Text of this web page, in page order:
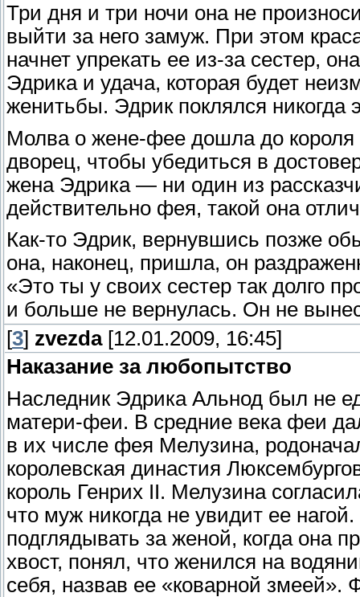
Три дня и три ночи она не
выйти за него замуж. При этом
начнет упрекать ее из-за сестер,
Эдрика и удача, которая будет
женитьбы. Эдрик поклялся никогда
Молва о жене-фее дошла до короля
дворец, чтобы убедиться в
жена Эдрика — ни один из
действительно фея, такой она
Как-то Эдрик, вернувшись позже
она, наконец, пришла, он
«Это ты у своих сестер так долго
и больше не вернулась. Он не
[3] zvezda[12.01.2009, 16:45]
Наказание за любопытство
Наследник Эдрика Альнод был не
матери-феи. В средние века феи
в их числе фея Мелузина,
королевская династия
король Генрих II. Мелузина
что муж никогда не увидит ее
подглядывать за женой, когда она
хвост, понял, что женился на
себя, назвав ее «коварной змеей».